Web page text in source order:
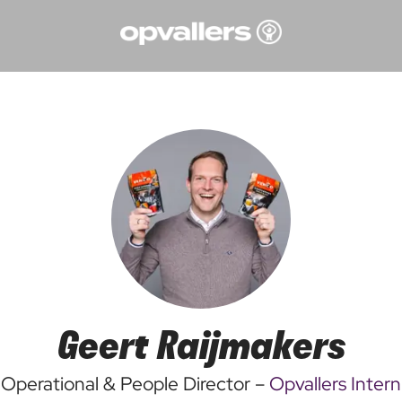
Geert Raijmakers
Operational & People Director – Opvallers Intern